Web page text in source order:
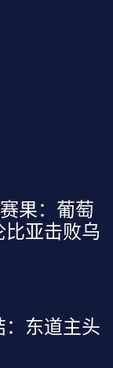
果：葡萄
亚击败乌
东道主头